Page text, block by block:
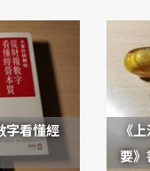
字看懂經
《
要》